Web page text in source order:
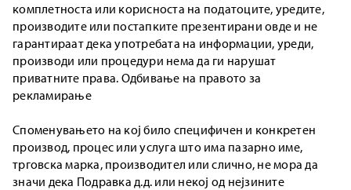
комплетноста или корисноста на податоците, уредите,
производите или постапките презентирани овде и не
гарантираат дека употребата на информации, уреди,
производи или процедури нема да ги нарушат
приватните права. Одбивање на правото за
рекламирање
Споменувањето на кој било специфичен и конкретен
производ, процес или услуга што има пазарно име,
трговска марка, производител или слично, не мора да
значи дека Подравка д.д. или некој од нејзините